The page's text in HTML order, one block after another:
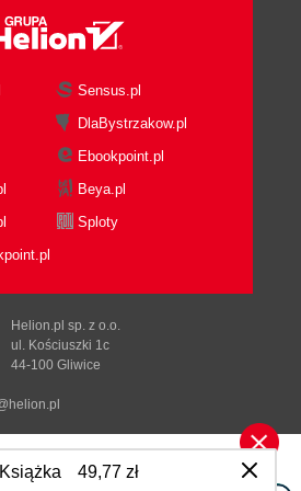
Zbieraj z węzłem
praktyczna: rozproszone
dokumentów
liści
praktyczna: pofragmentowane
dokumentów
odpowiedniej liczby liści
i skali obliczeniowej
oparte na zdarzeniach
ma sens?
FaaS
FaaS
przechowywania danych w
Książka 49,77 zł
Sensus.pl
DlaBystrzakow.pl
Ebookpoint.pl
Beya.pl
Sploty
Helion.pl sp. z o.o.
ul. Kościuszki 1c
44-100 Gliwice